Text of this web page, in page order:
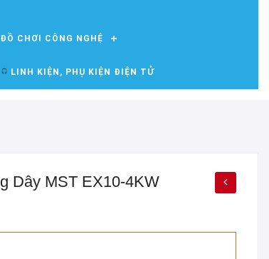
ĐỒ CHƠI CÔNG NGHỆ
LINH KIỆN, PHỤ KIỆN ĐIỆN TỬ
Dây MST EX10-4KW